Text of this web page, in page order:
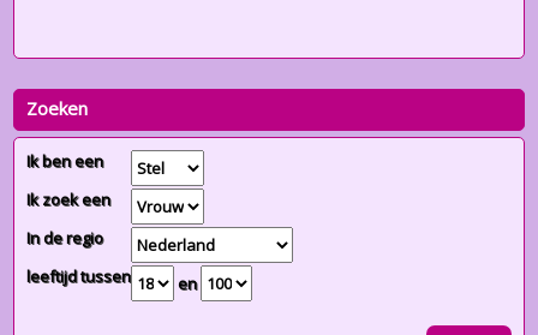
Zoeken
Ik ben een
Ik zoek een
In de regio
leeftijd tussen
en